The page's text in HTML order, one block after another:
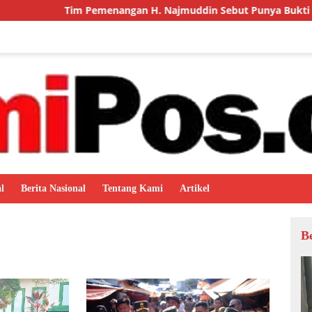
H. Najmuddin Sebut Punya Bukti Penyerahan Surat
Berita Nasional Tentang Kami Artikel